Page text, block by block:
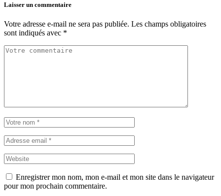
Laisser un commentaire
Votre adresse e-mail ne sera pas publiée. Les champs obligatoires
sont indiqués avec *
Enregistrer mon nom, mon e-mail et mon site dans le navigateur
pour mon prochain commentaire.